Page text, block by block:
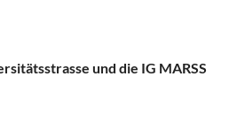
und die IG MARSS